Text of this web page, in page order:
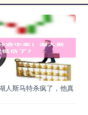
人斯马特杀疯了，他真